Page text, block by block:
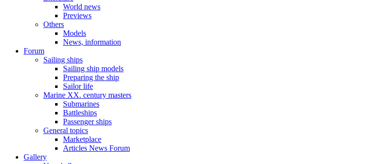
World news
Previews
Others
Models
News, information
Forum
Sailing ships
Sailing ship models
Preparing the ship
Sailor life
Marine XX. century masters
Submarines
Battleships
Passenger ships
General topics
Marketplace
Articles News Forum
Gallery